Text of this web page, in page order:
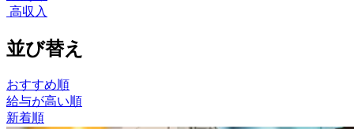
高収入
並び替え
おすすめ順
給与が高い順
新着順